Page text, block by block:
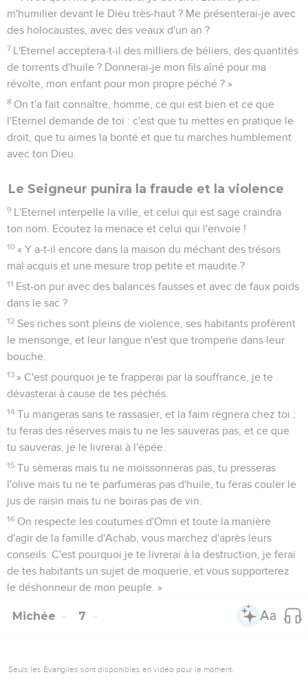
m'humilier devant le Dieu très-haut ? Me présenterai-je avec
des holocaustes, avec des veaux d'un an ?
7 L'Eternel acceptera-t-il des milliers de béliers, des quantités
de torrents d'huile ? Donnerai-je mon fils aîné pour ma
révolte, mon enfant pour mon propre péché ? »
8 On t'a fait connaître, homme, ce qui est bien et ce que
l'Eternel demande de toi : c'est que tu mettes en pratique le
droit, que tu aimes la bonté et que tu marches humblement
avec ton Dieu.
Le Seigneur punira la fraude et la violence
9 L'Eternel interpelle la ville, et celui qui est sage craindra
ton nom. Ecoutez la menace et celui qui l'envoie !
10 « Y a-t-il encore dans la maison du méchant des trésors
mal acquis et une mesure trop petite et maudite ?
11 Est-on pur avec des balances fausses et avec de faux poids
dans le sac ?
12 Ses riches sont pleins de violence, ses habitants profèrent
le mensonge, et leur langue n'est que tromperie dans leur
bouche.
13 » C'est pourquoi je te frapperai par la souffrance, je te
dévasterai à cause de tes péchés.
14 Tu mangeras sans te rassasier, et la faim régnera chez toi ;
tu feras des réserves mais tu ne les sauveras pas, et ce que
tu sauveras, je le livrerai à l'épée.
15 Tu sèmeras mais tu ne moissonneras pas, tu presseras
l'olive mais tu ne te parfumeras pas d'huile, tu feras couler le
jus de raisin mais tu ne boiras pas de vin.
16 On respecte les coutumes d'Omri et toute la manière
d'agir de la famille d'Achab, vous marchez d'après leurs
conseils. C'est pourquoi je te livrerai à la destruction, je ferai
de tes habitants un sujet de moquerie, et vous supporterez
le déshonneur de mon peuple. »
Michée 7
Seuls les Évangiles sont disponibles en vidéo pour le moment.